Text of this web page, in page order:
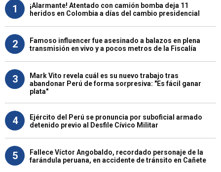
1
¡Alarmante! Atentado con camión bomba deja 11
heridos en Colombia a días del cambio presidencial
2
Famoso influencer fue asesinado a balazos en plena
transmisión en vivo y a pocos metros de la Fiscalía
3
Mark Vito revela cuál es su nuevo trabajo tras
abandonar Perú de forma sorpresiva: "Es fácil ganar
plata"
4
Ejército del Perú se pronuncia por suboficial armado
detenido previo al Desfile Cívico Militar
5
Fallece Víctor Angobaldo, recordado personaje de la
farándula peruana, en accidente de tránsito en Cañete